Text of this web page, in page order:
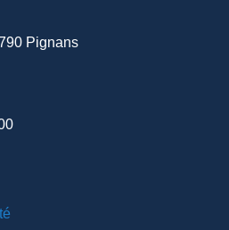
Pignans